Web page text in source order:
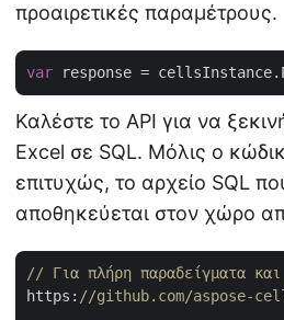
προαιρετικές παραμέτρους.
var
Καλέστε το API για να
Excel σε SQL. Μόλις ο
επιτυχώς, το αρχείο SQL
αποθηκεύεται στον χώρο
// Για πλήρη παραδείγματα
https: //github.com/aspose-